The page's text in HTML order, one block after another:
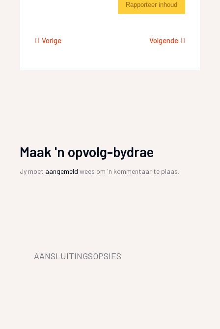
Rapporteer inhoud
Vorige Volgende
Maak 'n opvolg-bydrae
Jy moet aangemeld wees om 'n kommentaar te plaas.
AANSLUITINGSOPSIES